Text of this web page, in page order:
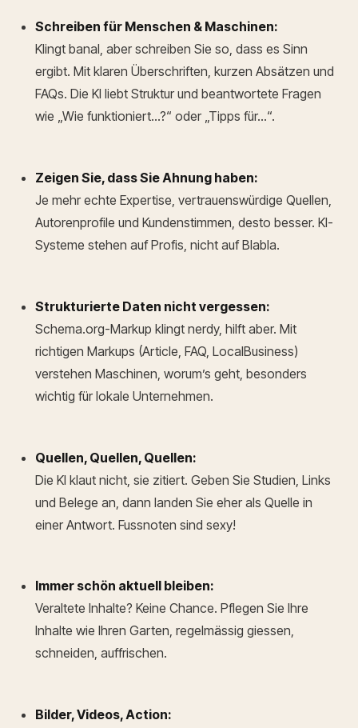
Schreiben für Menschen & Maschinen:
Klingt banal, aber schreiben Sie so, dass es Sinn
ergibt. Mit klaren Überschriften, kurzen Absätzen und
FAQs. Die KI liebt Struktur und beantwortete Fragen
wie „Wie funktioniert…?“ oder „Tipps für…“.
Zeigen Sie, dass Sie Ahnung haben:
Je mehr echte Expertise, vertrauenswürdige Quellen,
Autorenprofile und Kundenstimmen, desto besser. KI-
Systeme stehen auf Profis, nicht auf Blabla.
Strukturierte Daten nicht vergessen:
Schema.org-Markup klingt nerdy, hilft aber. Mit
richtigen Markups (Article, FAQ, LocalBusiness)
verstehen Maschinen, worum’s geht, besonders
wichtig für lokale Unternehmen.
Quellen, Quellen, Quellen:
Die KI klaut nicht, sie zitiert. Geben Sie Studien, Links
und Belege an, dann landen Sie eher als Quelle in
einer Antwort. Fussnoten sind sexy!
Immer schön aktuell bleiben:
Veraltete Inhalte? Keine Chance. Pflegen Sie Ihre
Inhalte wie Ihren Garten, regelmässig giessen,
schneiden, auffrischen.
Bilder, Videos, Action: